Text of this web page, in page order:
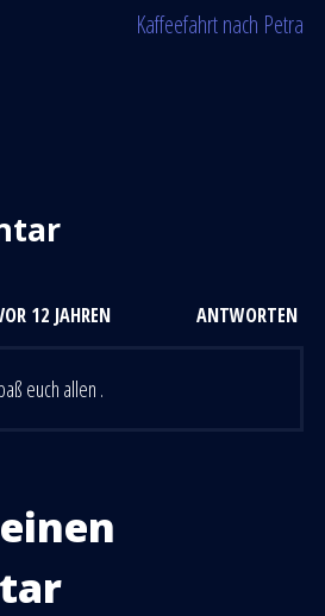
Kaffeefahrt nach Petra
12 JAHREN ANTWORTEN
euch allen .